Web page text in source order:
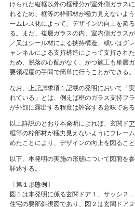
けられた縦框以外の框部分が室外側ガラス
れるため、框等の枠部材が極力見えないよ
ームレス化によって、デザインの向上を図
る。また、複層ガラスの内、室内側ガラス
／又はシール材による挟持構造、或いはグ
ャンネルによる支持構造によって支持され
ため、脱落の心配がなく、かつ施工も単層
要領程度の手間で簡単に行うことができる。
なお、上記請求項 １記載の発明において「
れている」とは、例えば框のガラス支持フ
が外部に露出する程度は許容する意味である
以上詳説のとおり本発明によれば、玄関ド
框等の枠部材が極力見えないようにフレー
めたことにより、デザインの向上を図ること
以下、本発明の実施の形態について図面を
詳述する。
〔第１形態例〕
図１は本発明に係る玄関ドア１、サッシ２
住宅の要部斜視図であり、図２は玄関ドア